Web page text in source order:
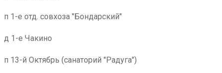
п 1-е отд. совхоза "Бондарский"
д 1-е Чакино
п 13-й Октябрь (санаторий "Радуга")